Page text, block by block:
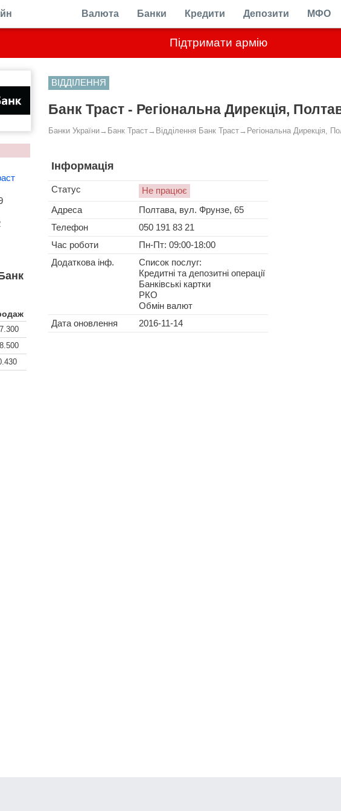
Підтримати армію
Валюта Банки Кредити Депозити МФО
ВІДДІЛЕННЯ
Банк Траст - Регіональна Дирекція,
Банки України→ Банк Траст→ Відділення Банк Траст→ Регіональна Дирекція,
Інформація
Статус
Не працює
Адреса
Полтава, вул. Фрунзе, 65
Телефон
050 191 83 21
Час роботи
Пн-Пт: 09:00-18:00
Додаткова інф.
Список послуг:
Кредитні та депозитні операції
Банківські картки
РКО
Обмін валют
Дата оновлення
2016-11-14